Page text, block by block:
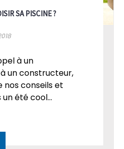
SA PISCINE ?
à un
un constructeur,
conseils et
été cool...